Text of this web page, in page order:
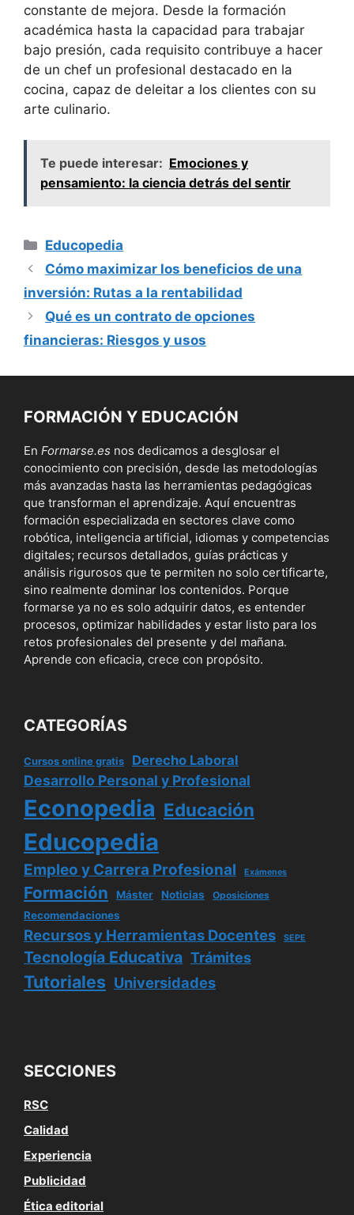
constante de mejora. Desde la formación
académica hasta la capacidad para trabajar
bajo presión, cada requisito contribuye a hacer
de un chef un profesional destacado en la
cocina, capaz de deleitar a los clientes con su
arte culinario.
Te puede interesar: Emociones y
pensamiento: la ciencia detrás del sentir
Categorías
Educopedia
Cómo maximizar los beneficios de una
inversión: Rutas a la rentabilidad
Qué es un contrato de opciones
financieras: Riesgos y usos
FORMACIÓN Y EDUCACIÓN
En Formarse.es nos dedicamos a desglosar el
conocimiento con precisión, desde las metodologías
más avanzadas hasta las herramientas pedagógicas
que transforman el aprendizaje. Aquí encuentras
formación especializada en sectores clave como
robótica, inteligencia artificial, idiomas y competencias
digitales; recursos detallados, guías prácticas y
análisis rigurosos que te permiten no solo certificarte,
sino realmente dominar los contenidos. Porque
formarse ya no es solo adquirir datos, es entender
procesos, optimizar habilidades y estar listo para los
retos profesionales del presente y del mañana.
Aprende con eficacia, crece con propósito.
CATEGORÍAS
Cursos online gratis Derecho Laboral
Desarrollo Personal y Profesional
Econopedia Educación
Educopedia
Empleo y Carrera Profesional Exámenes
Formación Máster Noticias Oposiciones
Recomendaciones
Recursos y Herramientas Docentes SEPE
Tecnología Educativa Trámites
Tutoriales Universidades
SECCIONES
RSC
Calidad
Experiencia
Publicidad
Ética editorial